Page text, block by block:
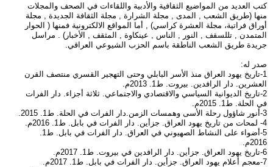
كتب العديد من المواضيع الثقافية والأدبية واللقاءات في الصحف والمجلات
منها (طريق الشعب , المدى , مجلة الشرارة , مجلة الثقافة الجديدة , مجلة
أوراق فراتية، مجلة العشرة كراسي) , أما المواقع الالكترونية فمنها ( الحوار
المتمدن , تللسقف , النور , الناس , عينكاوة , المثقف , الأخبار) . مراسل
جريدة طريق الشعب الناطقة باسم الحزب الشيوعي العراقي.
صدر له:
1-تاريخ يهود العراق منذ الأسر البابلي وحتى التهجير القسري منتصف القرن
العشرين. دار الرافدين. بيروت. ط1. 2013م.
2-تاريخ الديوانية السياسي والاقتصادي والاجتماعي. ثلاثة أجزاء. دار الفرات
في الحلة. ط1. 2015م.
3-أنور شاؤول رحلة الأسى وهمسات الزمن.دار الفرات في الحلة. ط1. 2015.
4- لمحات من تاريخ يهود العراق. جزأين. دار الفرات في بابل. ط1. 2016م.
2016م.
6-تاريخ يهود العراق. جزأين. دار الرافدين في بيروت. ط1. 2017م.
7-معجم أعلام يهود العراق. جزأين. دار الفرات في بابل. ط1. 2017م.